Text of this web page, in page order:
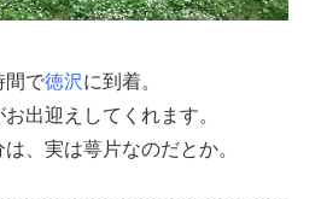
間で徳沢に到着。
お出迎えしてくれます。
、実は萼片なのだとか。